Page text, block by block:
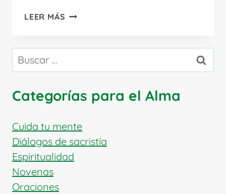
LEER MÁS LA
UN
TRANSFORMADOR
LA
DE
Buscar:
Categorías para el Alma
Cuida tu mente
Diálogos de sacristía
Espiritualidad
Novenas
Oraciones